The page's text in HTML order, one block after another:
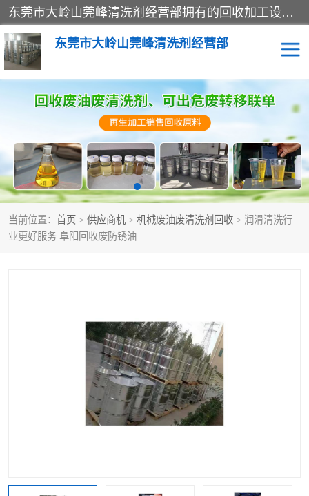
东莞市大岭山莞峰清洗剂经营部拥有的回收加工设备，大量废油回收、废清洗剂回收、废溶剂油回收、机械废油废清洗剂回收、废碳氢回收、碳氢液压油回收、碳氢二氯回收等废清洗剂处理；我们只是提供废旧化工原料的循环使用存放点，执行正规的存放，有正规的回收资质处理。同时我们公司批发零售回收级清洗剂，脱模油再生基础油，质量保证。
东莞市大岭山莞峰清洗剂经营部
当前位置： 首页 > 供应商机 > 机械废油废清洗剂回收 > 润滑清洗行
业更好服务 阜阳回收废防锈油
废清洗剂回收
废溶剂油回收 机械废油废清洗剂回收
废碳氢回收 碳氢液压油回收
碳氢二氯回收 回收废三四氯乙烯
回收废清洗剂 上门回收废清洗剂